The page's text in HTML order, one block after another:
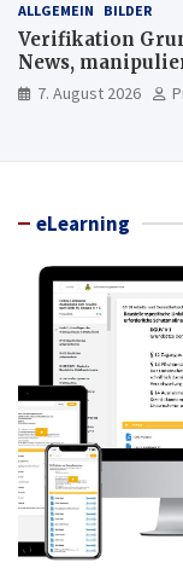
ALLGEMEIN BILDER
Verifikation
News,
7. August 2026
eLearning